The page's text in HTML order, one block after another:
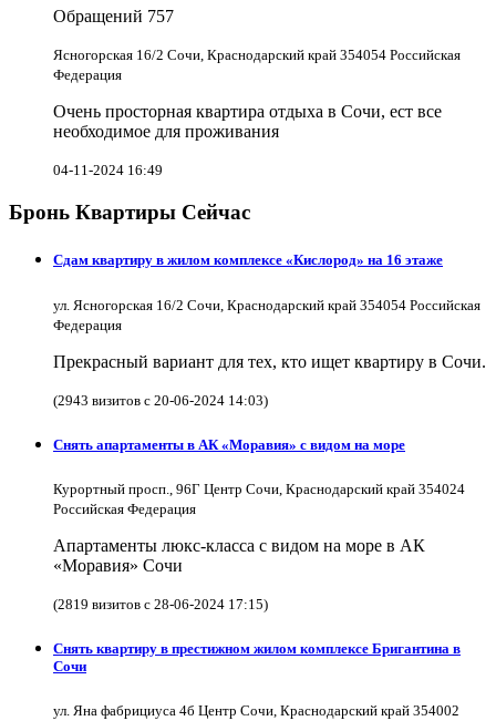
Обращений 757
Ясногорская 16/2 Сочи, Краснодарский край 354054 Российская
Федерация
Очень просторная квартира отдыха в Сочи, ест все
необходимое для проживания
04-11-2024 16:49
Бронь Квартиры Сейчас
Сдам квартиру в жилом комплексе «Кислород» на 16 этаже
ул. Ясногорская 16/2 Сочи, Краснодарский край 354054 Российская
Федерация
Прекрасный вариант для тех, кто ищет квартиру в Сочи.
(2943 визитов с 20-06-2024 14:03)
Снять апартаменты в АК «Моравия» с видом на море
Курортный просп., 96Г Центр Сочи, Краснодарский край 354024
Российская Федерация
Апартаменты люкс-класса с видом на море в АК
«Моравия» Сочи
(2819 визитов с 28-06-2024 17:15)
Снять квартиру в престижном жилом комплексе Бригантина в
Сочи
ул. Яна фабрициуса 4б Центр Сочи, Краснодарский край 354002